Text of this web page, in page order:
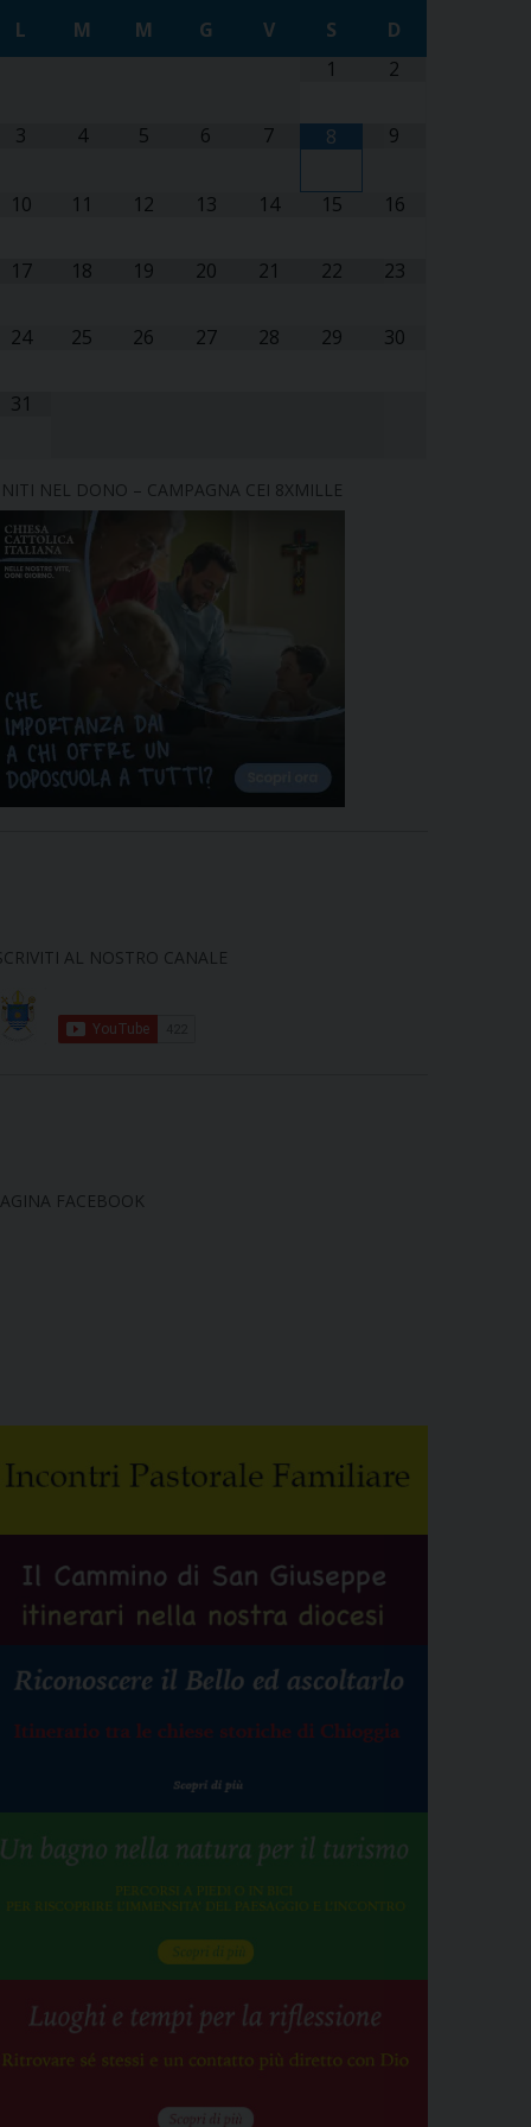
L M M G V S
D
1
2
3 4 5 6 7 8 9
10 11 12 13 14 15 16
17 18 19 20 21 22 23
24 25 26 27 28 29 30
31
NEL DONO – CAMPAGNA CEI 8XMILLE
AL NOSTRO CANALE
FACEBOOK